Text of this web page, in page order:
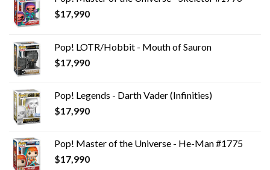
$17,990
Pop! LOTR/Hobbit - Mouth of Sauron
$17,990
Pop! Legends - Darth Vader (Infinities)
$17,990
Pop! Master of the Universe - He-Man #1775
$17,990